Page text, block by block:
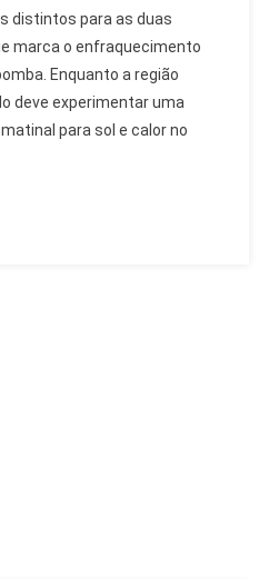
distintos para as duas
marca o enfraquecimento
Enquanto a região
deve experimentar uma
para sol e calor no